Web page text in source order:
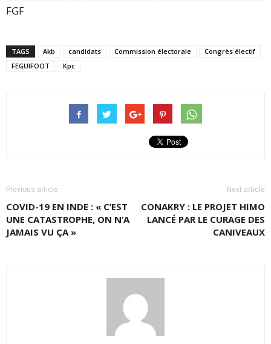
FGF
TAGS Akb candidats Commission électorale
Congrès électif
FEGUIFOOT
Kpc
Previous article
COVID-19 EN INDE : « C’EST
UNE CATASTROPHE, ON N’A
JAMAIS VU ÇA »
Next article
CONAKRY : LE PROJET HIMO
LANCÉ PAR LE CURAGE DES
CANIVEAUX